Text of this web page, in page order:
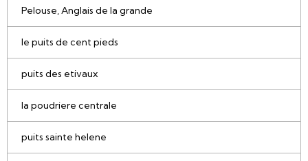
Pelouse, Anglais de la grande
le puits de cent pieds
puits des etivaux
la poudriere centrale
puits sainte helene